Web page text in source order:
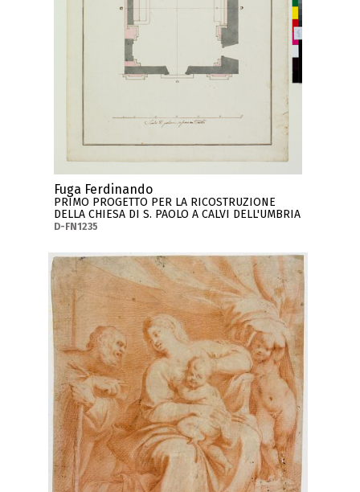
Fuga Ferdinando
PRIMO PROGETTO PER LA RICOSTRUZIONE
DELLA CHIESA DI S. PAOLO A CALVI DELL'UMBRIA
D-FN1235